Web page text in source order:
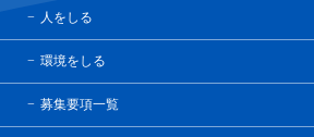
人をしる
環境をしる
募集要項一覧